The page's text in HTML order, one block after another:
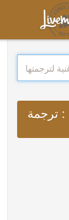
ترجمة : Lyrics aim lock terbaru